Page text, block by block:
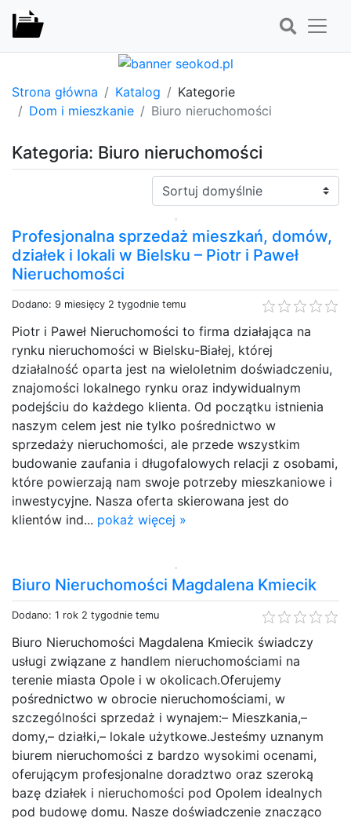
Strona główna Katalog
Kategorie
Dom i mieszkanie
Biuro nieruchomości
Kategoria: Biuro nieruchomości
Sortuj:
Profesjonalna sprzedaż mieszkań, domów,
działek i lokali w Bielsku – Piotr i Paweł
Nieruchomości
Dodano: 9 miesięcy 2 tygodnie temu
Piotr i Paweł Nieruchomości to firma działająca na
rynku nieruchomości w Bielsku-Białej, której
działalność oparta jest na wieloletnim doświadczeniu,
znajomości lokalnego rynku oraz indywidualnym
podejściu do każdego klienta. Od początku istnienia
naszym celem jest nie tylko pośrednictwo w
sprzedaży nieruchomości, ale przede wszystkim
budowanie zaufania i długofalowych relacji z osobami,
które powierzają nam swoje potrzeby mieszkaniowe i
inwestycyjne. Nasza oferta skierowana jest do
klientów ind... pokaż więcej »
Biuro Nieruchomości Magdalena Kmiecik
Dodano: 1 rok 2 tygodnie temu
Biuro Nieruchomości Magdalena Kmiecik świadczy
usługi związane z handlem nieruchomościami na
terenie miasta Opole i w okolicach.Oferujemy
pośrednictwo w obrocie nieruchomościami, w
szczególności sprzedaż i wynajem:– Mieszkania,–
domy,– działki,– lokale użytkowe.Jesteśmy uznanym
biurem nieruchomości z bardzo wysokimi ocenami,
oferującym profesjonalne doradztwo oraz szeroką
bazę działek i nieruchomości pod Opolem idealnych
pod budowę domu. Nasze doświadczenie znacząco